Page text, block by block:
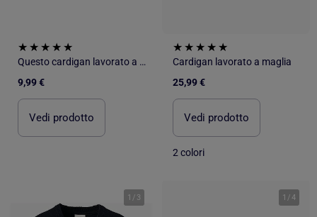
Questo cardigan lavorato a maglia di Les Chatounets
9,99 €
Vedi prodotto
Cardigan lavorato a maglia
25,99 €
Vedi prodotto
2 colori
1 / 3 1 /4